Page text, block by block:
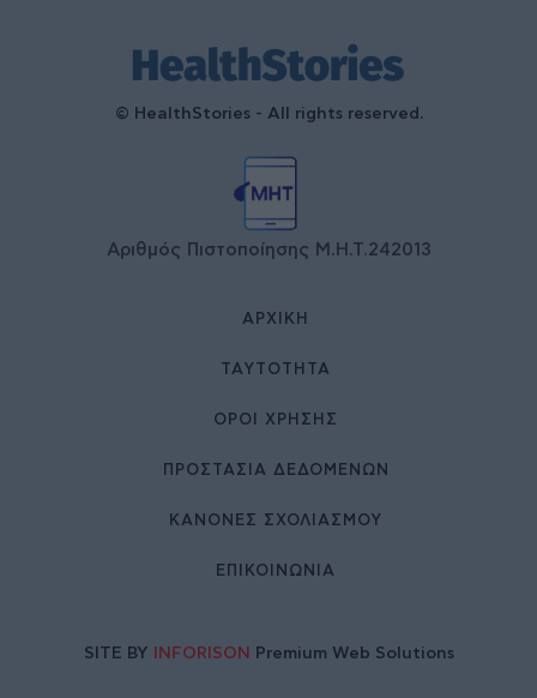
© HealthStories - All rights reserved.
Αριθμός Πιστοποίησης Μ.Η.Τ.242013
ΑΡΧΙΚΉ
ΤΑΥΤΌΤΗΤΑ
ΌΡΟΙ ΧΡΉΣΗΣ
ΠΡΟΣΤΑΣΙΑ ΔΕΔΟΜΕΝΩΝ
ΚΑΝΟΝΕΣ ΣΧΟΛΙΑΣΜΟΥ
ΕΠΙΚΟΙΝΩΝΊΑ
SITE BY INFORISON Premium Web Solutions